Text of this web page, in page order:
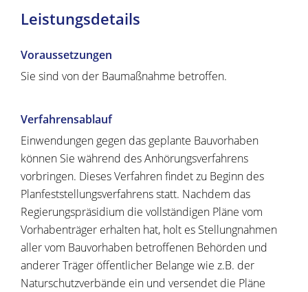
Leistungsdetails
Voraussetzungen
Sie sind von der Baumaßnahme betroffen.
Verfahrensablauf
Einwendungen gegen das geplante Bauvorhaben
können Sie während des Anhörungsverfahrens
vorbringen. Dieses Verfahren findet zu Beginn des
Planfeststellungsverfahrens statt. Nachdem das
Regierungspräsidium die vollständigen Pläne vom
Vorhabenträger erhalten hat, holt es Stellungnahmen
aller vom Bauvorhaben betroffenen Behörden und
anderer Träger öffentlicher Belange wie z.B. der
Naturschutzverbände ein und versendet die Pläne